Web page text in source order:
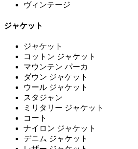
ヴィンテージ
ジャケット
ジャケット
コットン ジャケット
マウンテン パーカ
ダウン ジャケット
ウール ジャケット
スタジャン
ミリタリー ジャケット
コート
ナイロン ジャケット
デニム ジャケット